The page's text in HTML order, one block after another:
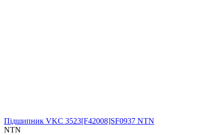
Підшипник VKC 3523[F42008]SF0937 NTN
NTN